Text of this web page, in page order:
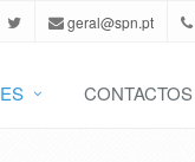
geral@spn.pt
CONTACTOS